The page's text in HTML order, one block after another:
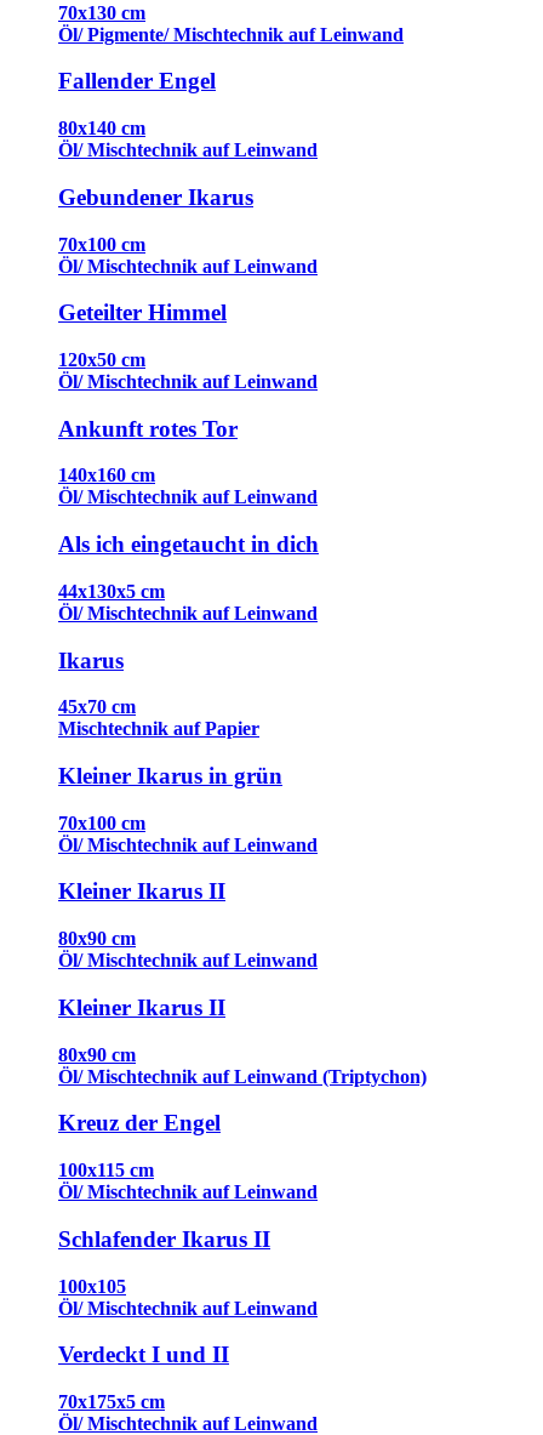
70x130 cm
Öl/ Pigmente/ Mischtechnik auf Leinwand
Fallender Engel
80x140 cm
Öl/ Mischtechnik auf Leinwand
Gebundener Ikarus
70x100 cm
Öl/ Mischtechnik auf Leinwand
Geteilter Himmel
120x50 cm
Öl/ Mischtechnik auf Leinwand
Ankunft rotes Tor
140x160 cm
Öl/ Mischtechnik auf Leinwand
Als ich eingetaucht in dich
44x130x5 cm
Öl/ Mischtechnik auf Leinwand
Ikarus
45x70 cm
Mischtechnik auf Papier
Kleiner Ikarus in grün
70x100 cm
Öl/ Mischtechnik auf Leinwand
Kleiner Ikarus II
80x90 cm
Öl/ Mischtechnik auf Leinwand
Kleiner Ikarus II
80x90 cm
Öl/ Mischtechnik auf Leinwand (Triptychon)
Kreuz der Engel
100x115 cm
Öl/ Mischtechnik auf Leinwand
Schlafender Ikarus II
100x105
Öl/ Mischtechnik auf Leinwand
Verdeckt I und II
70x175x5 cm
Öl/ Mischtechnik auf Leinwand